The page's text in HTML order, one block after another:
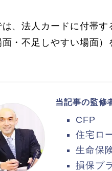
は、法人カードに付帯
面・不足しやすい場面）
当記事の監修
CFP
住宅ロ
生命保
損保プ